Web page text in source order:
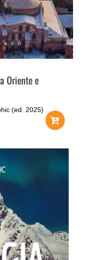
Oriente e
(ed. 2025)